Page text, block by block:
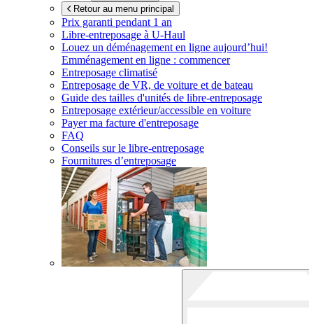
Retour au menu principal
Prix garanti pendant 1 an
Libre-entreposage à U-Haul
Louez un déménagement en ligne aujourd’hui!
Emménagement en ligne : commencer
Entreposage climatisé
Entreposage de VR, de voiture et de bateau
Guide des tailles d'unités de libre-entreposage
Entreposage extérieur/accessible en voiture
Payer ma facture d'entreposage
FAQ
Conseils sur le libre-entreposage
Fournitures d’entreposage